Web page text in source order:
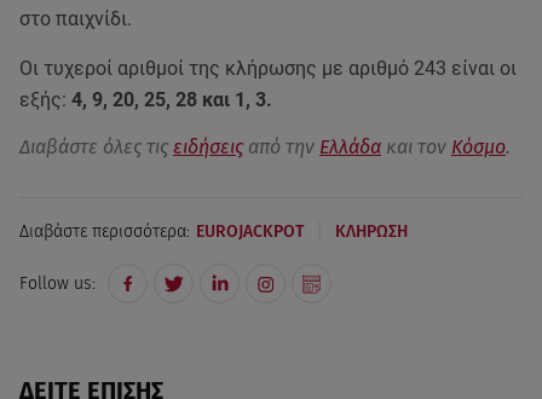
στο παιχνίδι.
Οι τυχεροί αριθμοί της κλήρωσης με αριθμό 243 είναι οι
εξής: 4, 9, 20, 25, 28 και 1, 3.
Διαβάστε όλες τις ειδήσεις από την Ελλάδα και τον Κόσμο.
Διαβάστε περισσότερα: EUROJACKPOT ΚΛΗΡΩΣΗ
Follow us:
ΔΕΙΤΕ ΕΠΙΣΗΣ